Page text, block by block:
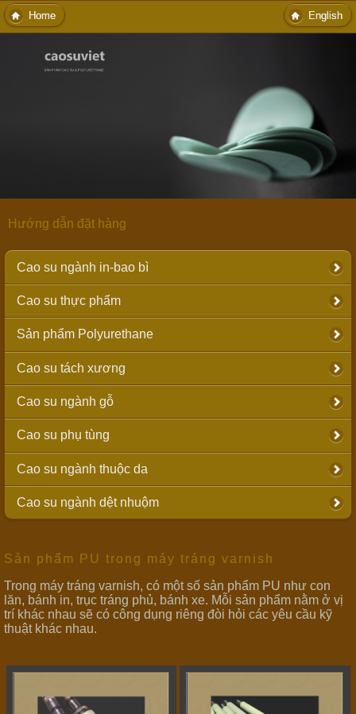
Home English
Hướng dẫn đặt hàng
Cao su ngành in-bao bì
Cao su thực phẩm
Sản phẩm Polyurethane
Cao su tách xương
Cao su ngành gỗ
Cao su phụ tùng
Cao su ngành thuộc da
Cao su ngành dệt nhuộm
Sản phẩm PU trong máy tráng varnish
Trong máy tráng varnish, có một số sản phẩm PU như con
lăn, bánh in, trục tráng phủ, bánh xe. Mỗi sản phẩm nằm ở vị
trí khác nhau sẽ có công dụng riêng đòi hỏi các yêu cầu kỹ
thuật khác nhau.